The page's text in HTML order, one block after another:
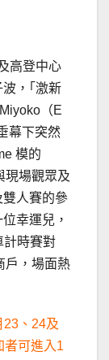
高登中心
，｢激新
（E
幕下突然
模的
現場觀眾及
人賽的參
幸運兒，
計時賽對
戶，場面熱
23、24及
者可進入1